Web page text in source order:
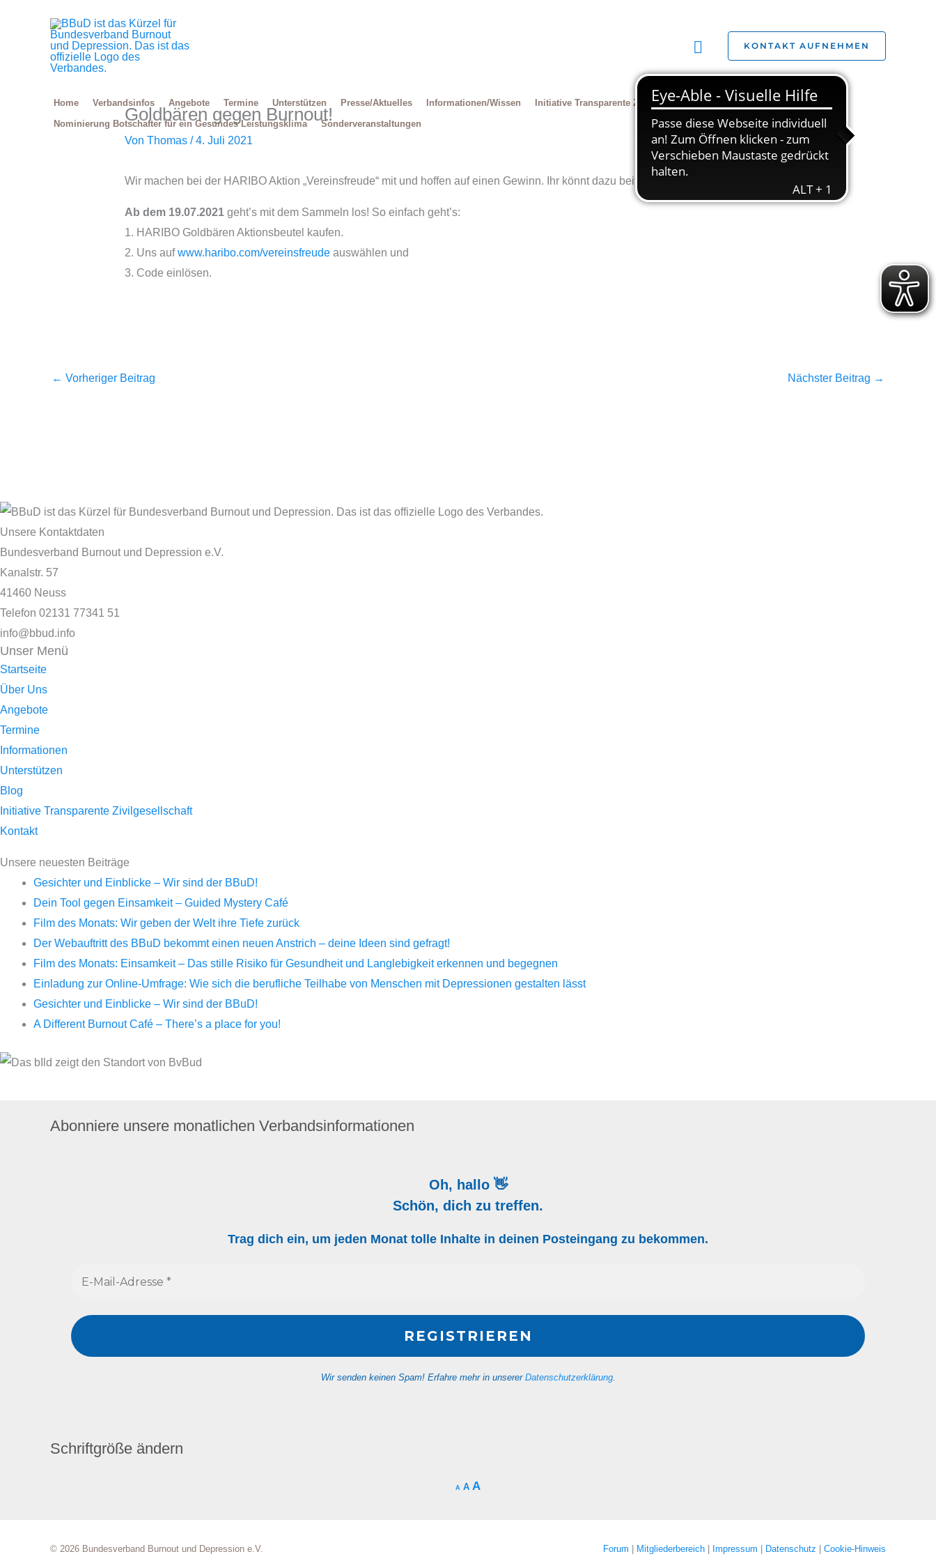
SuchenKONTAKT AUFNEHMEN
Home Verbandsinfos Angebote Termine Unterstützen Presse/Aktuelles Informationen/Wissen Initiative Transparente Zivilgesellschaft Jobs
Studien
Nominierung Botschafter für ein Gesundes Leistungsklima
Sonderveranstaltungen
Goldbären gegen Burnout!
Von Thomas /4. Juli 2021
Wir machen bei der HARIBO Aktion „Vereinsfreude“ mit und hoffen auf einen Gewinn. Ihr könnt dazu beitragen!
Ab dem 19.07.2021geht’s mit dem Sammeln los! So einfach geht’s:
1. HARIBO Goldbären Aktionsbeutel kaufen.
2. Uns aufwww.haribo.com/vereinsfreudeauswählen und
3. Code einlösen.
← Vorheriger Beitrag Nächster Beitrag →
Unsere Kontaktdaten
Bundesverband Burnout und Depression e.V.
Kanalstr. 57
41460 Neuss
Telefon 02131 77341 51
info@bbud.info
Unser Menü
Startseite
Über Uns
Angebote
Termine
Informationen
Unterstützen
Blog
Initiative Transparente Zivilgesellschaft
Kontakt
Unsere neuesten Beiträge
Gesichter und Einblicke – Wir sind der BBuD!
Dein Tool gegen Einsamkeit – Guided Mystery Café
Film des Monats: Wir geben der Welt ihre Tiefe zurück
Der Webauftritt des BBuD bekommt einen neuen Anstrich – deine Ideen sind gefragt!
Film des Monats: Einsamkeit – Das stille Risiko für Gesundheit und Langlebigkeit erkennen und begegnen
Einladung zur Online-Umfrage: Wie sich die berufliche Teilhabe von Menschen mit Depressionen gestalten lässt
Gesichter und Einblicke – Wir sind der BBuD!
A Different Burnout Café – There’s a place for you!
Abonniere unsere monatlichen Verbandsinformationen
Oh, hallo 👋
Schön, dich zu treffen.
Trag dich ein, um jeden Monat tolle Inhalte in deinen Posteingang zu bekommen.
Wir senden keinen Spam! Erfahre mehr in unserer Datenschutzerklärung.
Schriftgröße ändern
A A A
© 2026 Bundesverband Burnout und Depression e.V. Forum Mitgliederbereich Impressum Datenschutz Cookie-Hinweis